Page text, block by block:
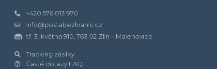
+420 576 013 970
info@postabezhranic.cz
tř. 3. května 910, 763 02 Zlín – Malenovice
Tracking zásilky
Časté dotazy FAQ